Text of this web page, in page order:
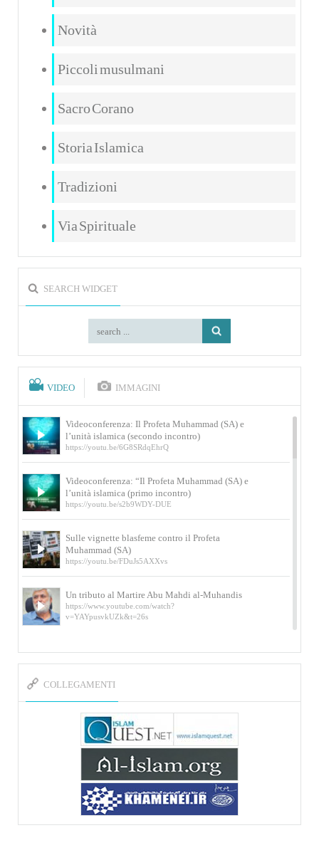
Novità
Piccoli musulmani
Sacro Corano
Storia Islamica
Tradizioni
Via Spirituale
SEARCH WIDGET
VIDEO IMMAGINI
Videoconferenza: Il Profeta Muhammad (SA) e
l’unità islamica (secondo incontro)
https://youtu.be/6G8SRdqEhrQ
Videoconferenza: “Il Profeta Muhammad (SA) e
l’unità islamica (primo incontro)
https://youtu.be/s2b9WDY-DUE
Sulle vignette blasfeme contro il Profeta
Muhammad (SA)
https://youtu.be/FDuJs5AXXvs
Un tributo al Martire Abu Mahdi al-Muhandis
https://www.youtube.com/watch?
v=YAYpusvkUZk&t=26s
L’Abluzione rituale (wudu) secondo l’Imam Alì
e l’Imam Khomeini
della figlia di un martire
https://www.youtube.com/watch?
v=-5nPSxbf9l0&t=103s
Sheykh Abbas Di Palma sui martiri Qassem
Soleimani e Abu Mahdi Al-Muhandis
https://youtu.be/Y6SIP2PIht4 Video del discorso tenuto
dallo Sheykh Abbas Di Palma in ...
COLLEGAMENTI